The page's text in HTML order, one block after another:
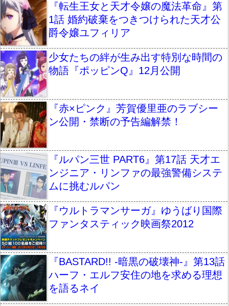
『転生王女と天才令嬢の魔法革命』第
1話 婚約破棄をつきつけられた天才公
爵令嬢ユフィリア
少女たちの絆が生み出す特別な時間の
物語『ポッピンQ』12月公開
『赤×ピンク』芳賀優里亜のラブシー
ン公開・禁断の予告編解禁！
『ルパン三世 PART6』第17話 天才エ
ンジニア・リンファの最強警備システ
ムに挑むルパン
『ウルトラマンサーガ』ゆうばり国際
ファンタスティック映画祭2012
『BASTARD!! -暗黒の破壊神-』第13話
ハーフ・エルフ安住の地を求める理想
を語るネイ